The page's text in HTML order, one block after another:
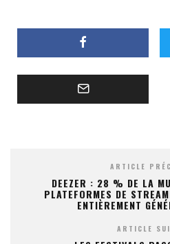
ARTICLE
DEEZER : 28 % DE LA
PLATEFORMES DE
ENTIÈREMENT
ARTICLE